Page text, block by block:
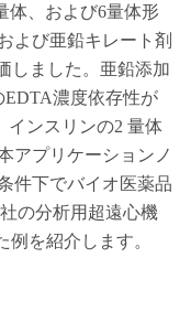
体、および6量体形
よび亜鉛キレート剤
しました。亜鉛添加
EDTA濃度依存性が
インスリンの2 量体
アプリケーションノ
件下でバイオ医薬品
の分析用超遠心機
例を紹介します。